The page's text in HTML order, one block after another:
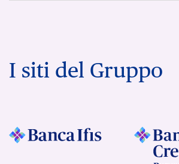
I siti del Gruppo